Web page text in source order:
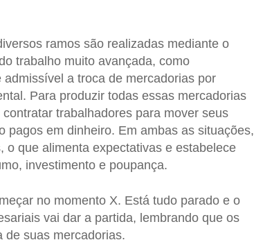
ramos são realizadas mediante o
trabalho muito avançada, como
a troca de mercadorias por
Para produzir todas essas mercadorias
trabalhadores para mover seus
pagos em dinheiro. Em ambas as situações,
o que alimenta expectativas e estabelece
investimento e poupança.
no momento X. Está tudo parado e o
vai dar a partida, lembrando que os
de suas mercadorias.